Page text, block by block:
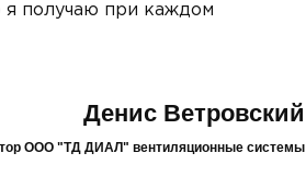
я получаю при каждом
Денис Ветровский
ООО "ТД ДИАЛ" вентиляционные системы